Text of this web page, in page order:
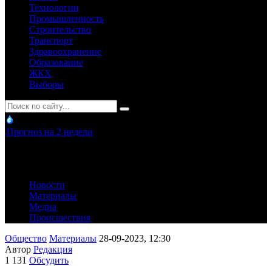
Технологии
Промышленность
Строительство
Транспорт
Здравоохранение
Образование
ЖКХ
Выборы
Прогноз на 2 недели
Новости
Материалы
Медиа
Происшествия
Общество Материалы 28-09-2023, 12:30
Автор Редакция
1 131 Обсудить